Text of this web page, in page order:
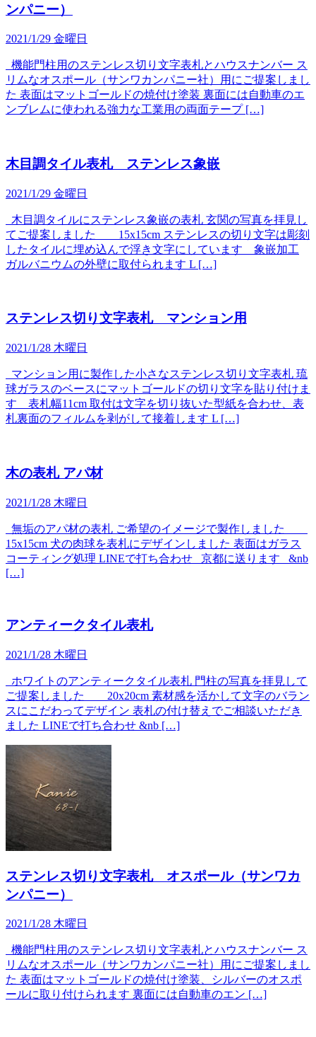
ンパニー）
2021/1/29 金曜日
機能門柱用のステンレス切り文字表札とハウスナンバー ス
リムなオスポール（サンワカンパニー社）用にご提案しまし
た 表面はマットゴールドの焼付け塗装 裏面には自動車のエ
ンブレムに使われる強力な工業用の両面テープ […]
木目調タイル表札 ステンレス象嵌
2021/1/29 金曜日
木目調タイルにステンレス象嵌の表札 玄関の写真を拝見し
てご提案しました 15x15cm ステンレスの切り文字は彫刻
したタイルに埋め込んで浮き文字にしています 象嵌加工
ガルバニウムの外壁に取付られます L […]
ステンレス切り文字表札 マンション用
2021/1/28 木曜日
マンション用に製作した小さなステンレス切り文字表札 琉
球ガラスのベースにマットゴールドの切り文字を貼り付けま
す 表札幅11cm 取付は文字を切り抜いた型紙を合わせ、表
札裏面のフィルムを剥がして接着します L […]
木の表札 アパ材
2021/1/28 木曜日
無垢のアパ材の表札 ご希望のイメージで製作しました
15x15cm 犬の肉球を表札にデザインしました 表面はガラス
コーティング処理 LINEで打ち合わせ 京都に送ります &nb
[…]
アンティークタイル表札
2021/1/28 木曜日
ホワイトのアンティークタイル表札 門柱の写真を拝見して
ご提案しました 20x20cm 素材感を活かして文字のバラン
スにこだわってデザイン 表札の付け替えでご相談いただき
ました LINEで打ち合わせ &nb […]
ステンレス切り文字表札 オスポール（サンワカ
ンパニー）
2021/1/28 木曜日
機能門柱用のステンレス切り文字表札とハウスナンバー ス
リムなオスポール（サンワカンパニー社）用にご提案しまし
た 表面はマットゴールドの焼付け塗装、シルバーのオスポ
ールに取り付けられます 裏面には自動車のエン […]